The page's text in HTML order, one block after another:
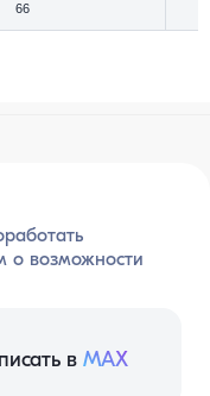
66
о возможности
в MAX